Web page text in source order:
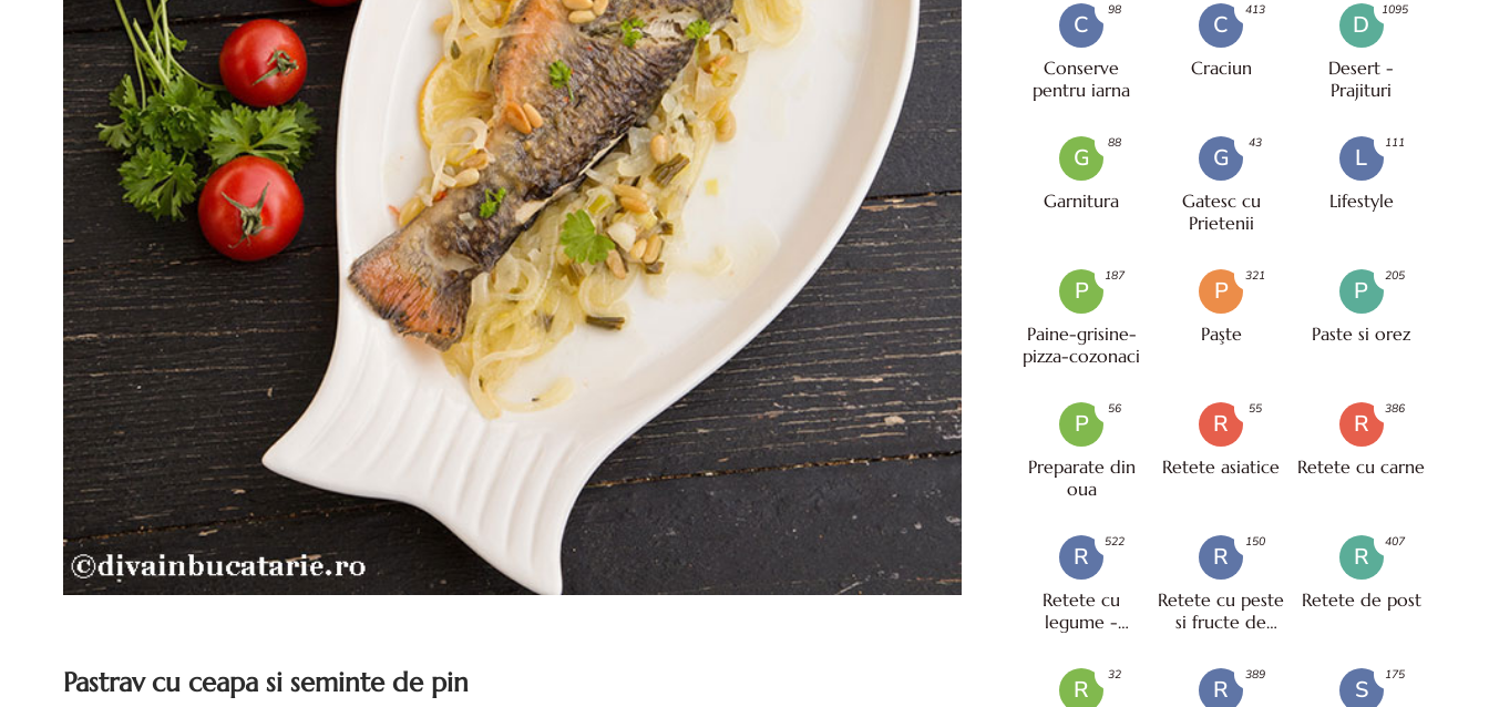
Pastrav cu ceapa si seminte de pin
C
Conserve
pentru iarna
98
C
Craciun
413
D
Desert -
Prajituri
1095
G
Garnitura
88
G
Gatesc cu
Prietenii
43
L
Lifestyle
111
P
Paine-grisine-
pizza-cozonaci
187
P
Paşte
321
P
Paste si orez
205
P
Preparate din
oua
56
R
Retete asiatice
55
R
Retete cu carne
386
R
Retete cu
legume -
522
R
Retete cu peste
si fructe de
150
R
Retete de post
407
R
32
R
389
S
175